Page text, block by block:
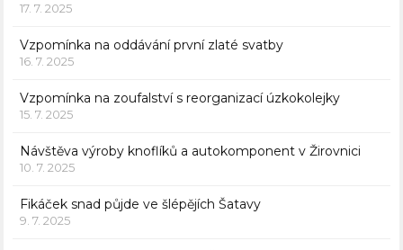
17. 7. 2025
Vzpomínka na oddávání první zlaté svatby
16. 7. 2025
Vzpomínka na zoufalství s reorganizací úzkokolejky
15. 7. 2025
Návštěva výroby knoflíků a autokomponent v Žirovnici
10. 7. 2025
Fikáček snad půjde ve šlépějích Šatavy
9. 7. 2025